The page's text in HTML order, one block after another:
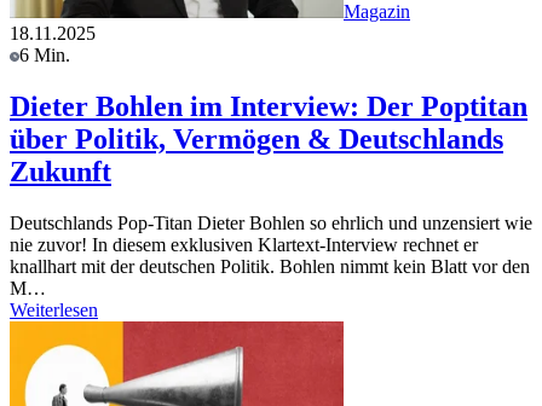
Magazin
18.11.2025
6 Min.
Dieter Bohlen im Interview: Der Poptitan
über Politik, Vermögen & Deutschlands
Zukunft
Deutschlands Pop-Titan Dieter Bohlen so ehrlich und unzensiert wie
nie zuvor! In diesem exklusiven Klartext-Interview rechnet er
knallhart mit der deutschen Politik. Bohlen nimmt kein Blatt vor den
M…
Weiterlesen